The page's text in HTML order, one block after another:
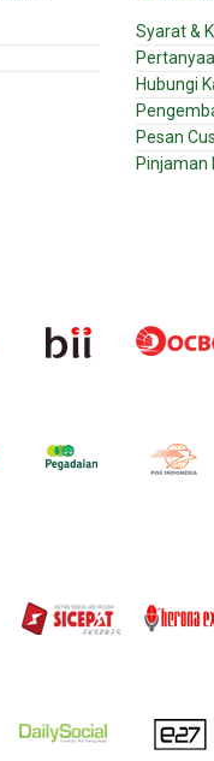
Syarat &
Hubungi
Pesan
Pinjaman